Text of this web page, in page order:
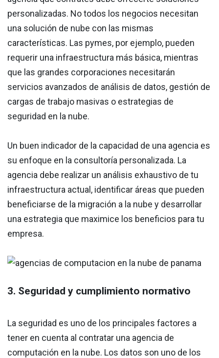
personalizadas. No todos los negocios necesitan
una solución de nube con las mismas
características. Las pymes, por ejemplo, pueden
requerir una infraestructura más básica, mientras
que las grandes corporaciones necesitarán
servicios avanzados de análisis de datos, gestión de
cargas de trabajo masivas o estrategias de
seguridad en la nube.
Un buen indicador de la capacidad de una agencia es
su enfoque en la consultoría personalizada. La
agencia debe realizar un análisis exhaustivo de tu
infraestructura actual, identificar áreas que pueden
beneficiarse de la migración a la nube y desarrollar
una estrategia que maximice los beneficios para tu
empresa.
3. Seguridad y cumplimiento normativo
La seguridad es uno de los principales factores a
tener en cuenta al contratar una agencia de
computación en la nube. Los datos son uno de los